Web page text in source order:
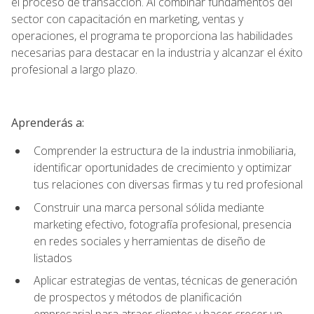
sector con capacitación en marketing, ventas y
operaciones, el programa te proporciona las habilidades
necesarias para destacar en la industria y alcanzar el éxito
profesional a largo plazo.
Aprenderás a:
Comprender la estructura de la industria inmobiliaria,
identificar oportunidades de crecimiento y optimizar
tus relaciones con diversas firmas y tu red profesional
Construir una marca personal sólida mediante
marketing efectivo, fotografía profesional, presencia
en redes sociales y herramientas de diseño de
listados
Aplicar estrategias de ventas, técnicas de generación
de prospectos y métodos de planificación